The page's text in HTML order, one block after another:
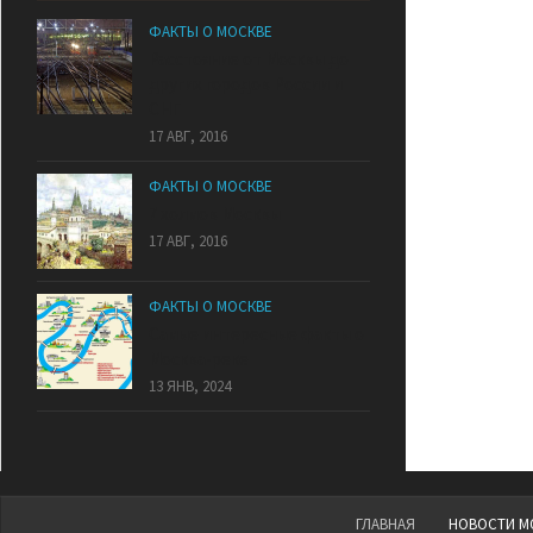
ФАКТЫ О МОСКВЕ
17 АВГ, 2016
ФАКТЫ О МОСКВЕ
17 АВГ, 2016
ФАКТЫ О МОСКВЕ
13 ЯНВ, 2024
ГЛАВНАЯ НОВОСТИ